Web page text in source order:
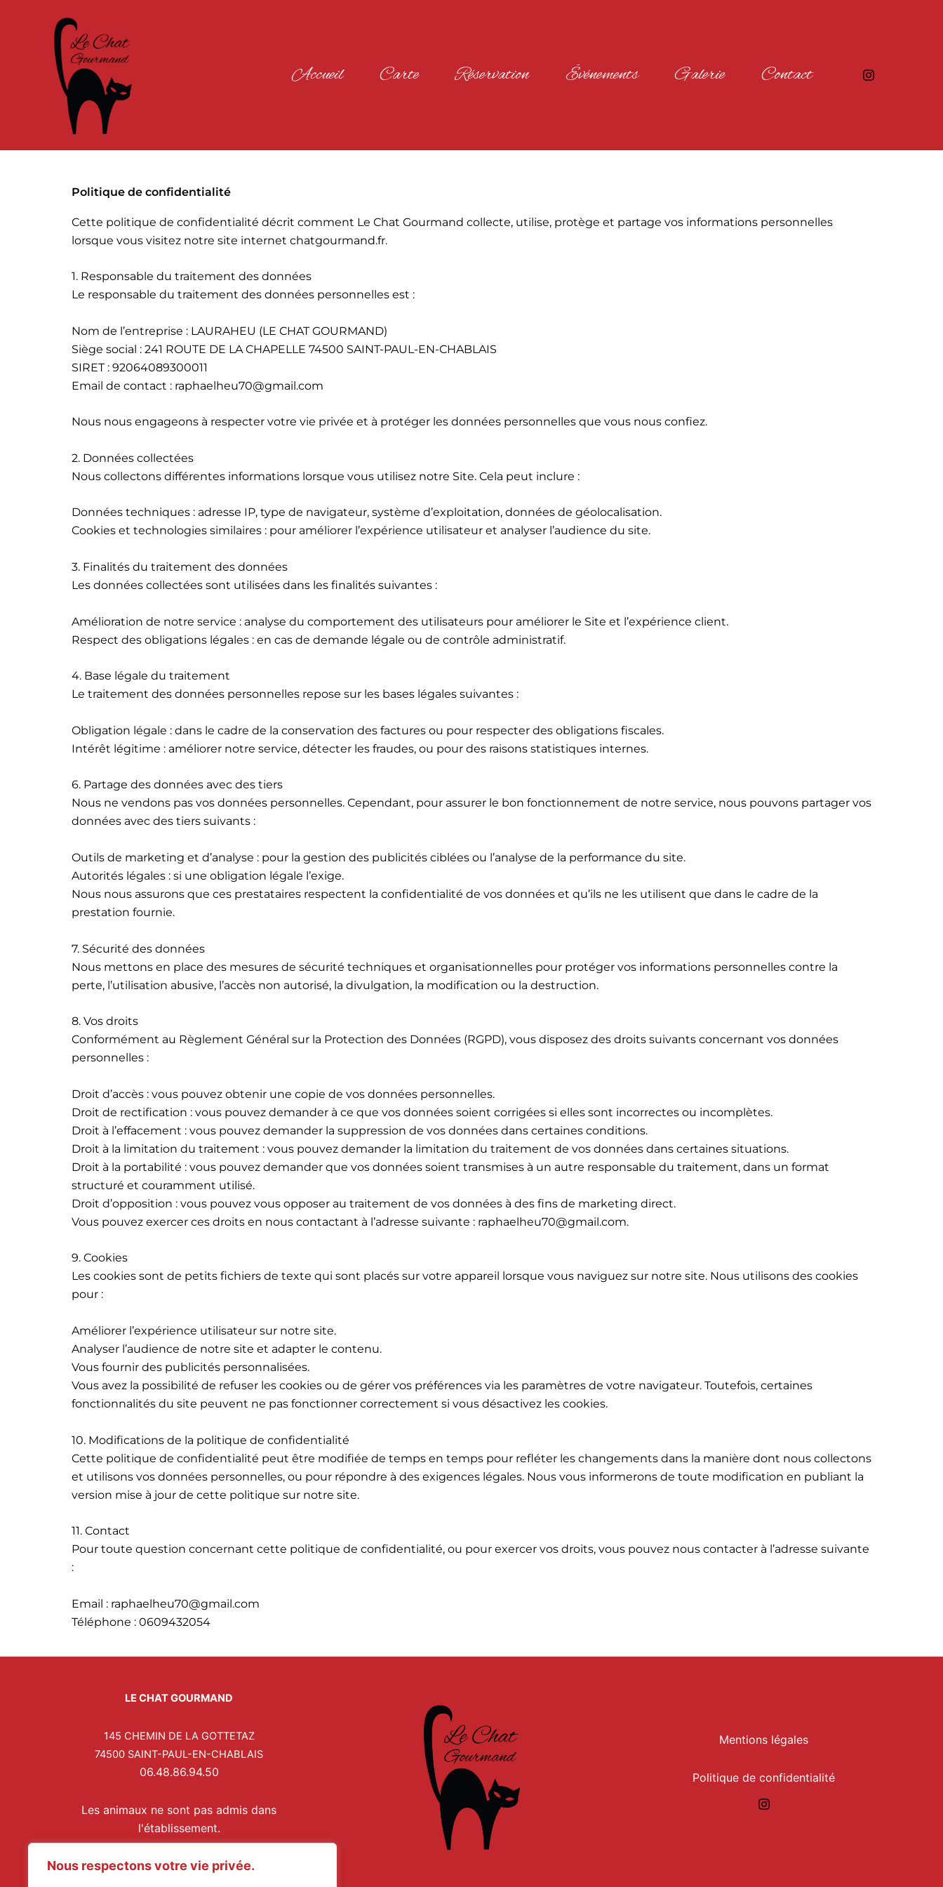
Nous respectons votre vie privée.
Accueil Carte Réservation Événements Galerie Contact
Politique de confidentialité
Cette politique de confidentialité décrit comment Le Chat Gourmand collecte, utilise, protège et partage vos informations personnelles
lorsque vous visitez notre site internet chatgourmand.fr.
1. Responsable du traitement des données
Le responsable du traitement des données personnelles est :
Nom de l’entreprise : LAURAHEU (LE CHAT GOURMAND)
Siège social : 241 ROUTE DE LA CHAPELLE 74500 SAINT-PAUL-EN-CHABLAIS
SIRET : 92064089300011
Email de contact : raphaelheu70@gmail.com
Nous nous engageons à respecter votre vie privée et à protéger les données personnelles que vous nous confiez.
2. Données collectées
Nous collectons différentes informations lorsque vous utilisez notre Site. Cela peut inclure :
Données techniques : adresse IP, type de navigateur, système d’exploitation, données de géolocalisation.
Cookies et technologies similaires : pour améliorer l’expérience utilisateur et analyser l’audience du site.
3. Finalités du traitement des données
Les données collectées sont utilisées dans les finalités suivantes :
Amélioration de notre service : analyse du comportement des utilisateurs pour améliorer le Site et l’expérience client.
Respect des obligations légales : en cas de demande légale ou de contrôle administratif.
4. Base légale du traitement
Le traitement des données personnelles repose sur les bases légales suivantes :
Obligation légale : dans le cadre de la conservation des factures ou pour respecter des obligations fiscales.
Intérêt légitime : améliorer notre service, détecter les fraudes, ou pour des raisons statistiques internes.
6. Partage des données avec des tiers
Nous ne vendons pas vos données personnelles. Cependant, pour assurer le bon fonctionnement de notre service, nous pouvons partager vos
données avec des tiers suivants :
Outils de marketing et d’analyse : pour la gestion des publicités ciblées ou l’analyse de la performance du site.
Autorités légales : si une obligation légale l’exige.
Nous nous assurons que ces prestataires respectent la confidentialité de vos données et qu’ils ne les utilisent que dans le cadre de la
prestation fournie.
7. Sécurité des données
Nous mettons en place des mesures de sécurité techniques et organisationnelles pour protéger vos informations personnelles contre la
perte, l’utilisation abusive, l’accès non autorisé, la divulgation, la modification ou la destruction.
8. Vos droits
Conformément au Règlement Général sur la Protection des Données (RGPD), vous disposez des droits suivants concernant vos données
personnelles :
Droit d’accès : vous pouvez obtenir une copie de vos données personnelles.
Droit de rectification : vous pouvez demander à ce que vos données soient corrigées si elles sont incorrectes ou incomplètes.
Droit à l’effacement : vous pouvez demander la suppression de vos données dans certaines conditions.
Droit à la limitation du traitement : vous pouvez demander la limitation du traitement de vos données dans certaines situations.
Droit à la portabilité : vous pouvez demander que vos données soient transmises à un autre responsable du traitement, dans un format
structuré et couramment utilisé.
Droit d’opposition : vous pouvez vous opposer au traitement de vos données à des fins de marketing direct.
Vous pouvez exercer ces droits en nous contactant à l’adresse suivante : raphaelheu70@gmail.com.
9. Cookies
Les cookies sont de petits fichiers de texte qui sont placés sur votre appareil lorsque vous naviguez sur notre site. Nous utilisons des cookies
pour :
Améliorer l’expérience utilisateur sur notre site.
Analyser l’audience de notre site et adapter le contenu.
Vous fournir des publicités personnalisées.
Vous avez la possibilité de refuser les cookies ou de gérer vos préférences via les paramètres de votre navigateur. Toutefois, certaines
fonctionnalités du site peuvent ne pas fonctionner correctement si vous désactivez les cookies.
10. Modifications de la politique de confidentialité
Cette politique de confidentialité peut être modifiée de temps en temps pour refléter les changements dans la manière dont nous collectons
et utilisons vos données personnelles, ou pour répondre à des exigences légales. Nous vous informerons de toute modification en publiant la
version mise à jour de cette politique sur notre site.
11. Contact
Pour toute question concernant cette politique de confidentialité, ou pour exercer vos droits, vous pouvez nous contacter à l’adresse suivante
:
Email : raphaelheu70@gmail.com
Téléphone : 0609432054
LE CHAT GOURMAND
145 CHEMIN DE LA GOTTETAZ
74500 SAINT-PAUL-EN-CHABLAIS
06.48.86.94.50
Les animaux ne sont pas admis dans
l'établissement.
Restaurant ouvert du mardi soir au dimanche soir
Mentions légales
Politique de confidentialité